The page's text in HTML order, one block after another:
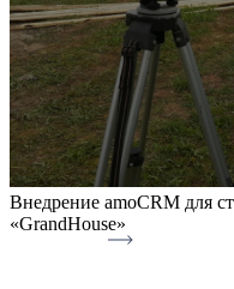
Внедрение amoCRM для
«GrandHouse»